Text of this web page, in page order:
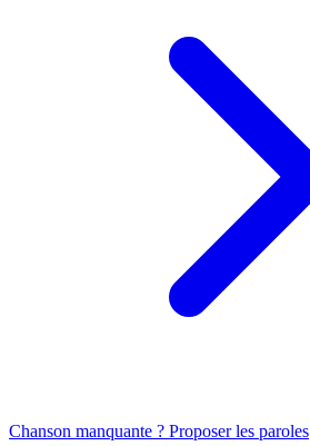
Chanson manquante ? Proposer les paroles